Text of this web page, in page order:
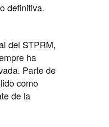
definitiva.
del STPRM,
ha
Parte de
como
de la